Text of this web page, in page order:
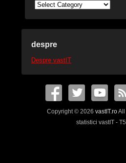
Categorii
despre
Despre vastIT
Copyright © 2026 vastIT.roAll
statistici vastIT - T5